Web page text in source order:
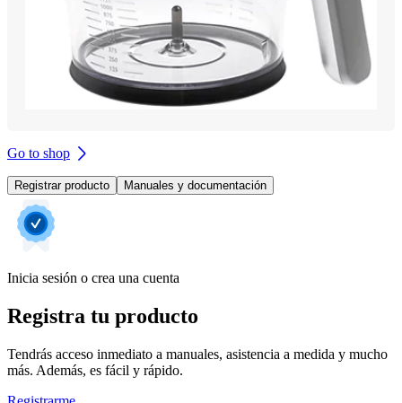
Go to shop
Registrar producto Manuales y documentación
Inicia sesión o crea una cuenta
Registra tu producto
Tendrás acceso inmediato a manuales, asistencia a medida y mucho
más. Además, es fácil y rápido.